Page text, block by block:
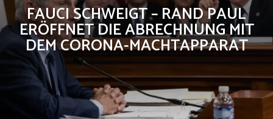
FAUCI SCHWEIGT – RAND PAUL
ERÖFFNET DIE ABRECHNUNG MIT
DEM CORONA-MACHTAPPARAT